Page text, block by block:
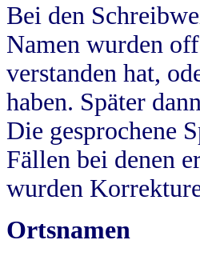
Bei den
Namen wurden
verstanden hat,
haben. Später
Die gesprochene
Fällen bei denen
wurden
Ortsnamen